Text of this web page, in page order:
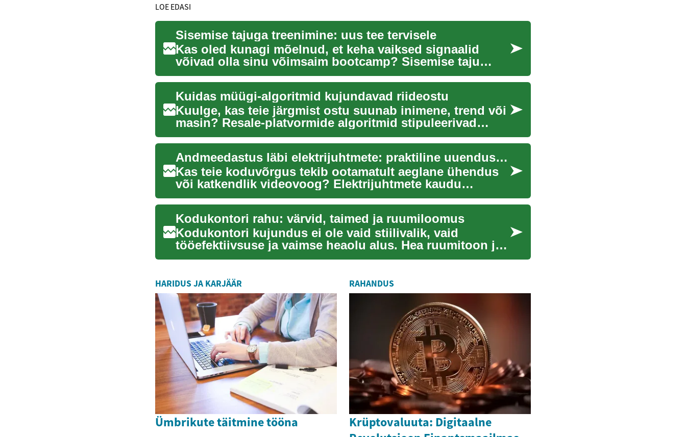
LOE EDASI
Sisemise tajuga treenimine: uus tee tervisele
Kas oled kunagi mõelnud, et keha vaiksed signaalid
võivad olla sinu võimsaim bootcamp? Sisemise taju
treenimine aitab...
Kuidas müügi-algoritmid kujundavad riideostu
Kuulge, kas teie järgmist ostu suunab inimene, trend või
masin? Resale-platvormide algoritmid stipuleerivad
hinda, nä...
Andmeedastus läbi elektrijuhtmete: praktiline uuendus koduvõrkudele
Kas teie koduvõrgus tekib ootamatult aeglane ühendus
või katkendlik videovoog? Elektrijuhtmete kaudu
andmeedastus või...
Kodukontori rahu: värvid, taimed ja ruumiloomus
Kodukontori kujundus ei ole vaid stiilivalik, vaid
tööefektiivsuse ja vaimse heaolu alus. Hea ruumitoon ja
funktsiona...
HARIDUS JA KARJÄÄR
Ümbrikute täitmine tööna
RAHANDUS
Krüptovaluuta: Digitaalne